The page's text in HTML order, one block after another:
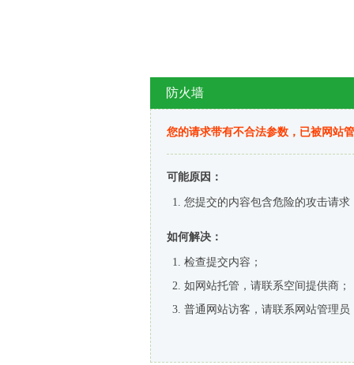
防火墙
您的请求带有不合法参数，已被网站
可能原因：
您提交的内容包含危险的攻击请求
如何解决：
检查提交内容；
如网站托管，请联系空间提供商；
普通网站访客，请联系网站管理员